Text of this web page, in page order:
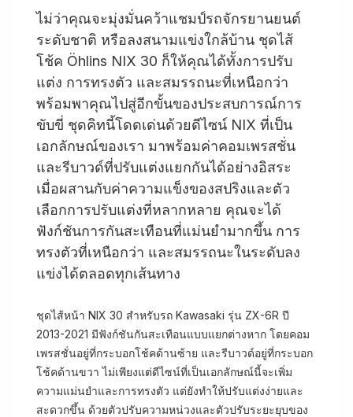
ไม่ว่าคุณจะมุ่งมั่นคว้าแชมป์รถจักรยานยนต์
ระดับชาติ หรือลงสนามแข่งใกล้บ้าน ชุดไส้
โช้ค Öhlins NIX 30 ก็ให้คุณได้ทั้งการปรับ
แต่ง การทรงตัว และสมรรถนะที่เหนือกว่า
พร้อมพาคุณไปสู่อีกขั้นของประสบการณ์การ
ขับขี่ ชุดคิทนี้โดดเด่นด้วยดีไซน์ NIX ที่เป็น
เอกลักษณ์ของเรา มาพร้อมค่าคอมเพรสชั่น
และรีบาวด์ที่ปรับแต่งแยกกันได้อย่างอิสระ
เมื่อผสานกับค่าความแข็งของสปริงและตัว
เลือกการปรับแต่งที่หลากหลาย คุณจะได้
ฟังก์ชันการกันสะเทือนที่แม่นยำมากขึ้น การ
ทรงตัวที่เหนือกว่า และสมรรถนะในระดับลง
แข่งได้ตลอดทุกเส้นทาง
ชุดไส้หน้า NIX 30 สำหรับรถ Kawasaki รุ่น ZX-6R ปี
2013-2021 มีฟังก์ชันกันสะเทือนแบบแยกต่างหาก โดยคอม
เพรสชั่นอยู่ที่กระบอกโช้คด้านซ้าย และรีบาวด์อยู่ที่กระบอก
โช้คด้านขวา ไม่เพียงแต่ดีไซน์ที่เป็นเอกลักษณ์นี้จะเพิ่ม
ความแม่นยำและการทรงตัว แต่ยังทำให้ปรับแต่งง่ายและ
สะดวกขึ้น ด้วยตัวปรับความหน่วงและตัวปรับระยะยุบของ